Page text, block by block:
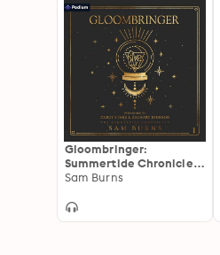
Gloombringer:
Summertide Chronicles,
Book 1
Sam Burns